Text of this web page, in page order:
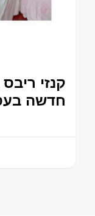
קנזי
חדשה